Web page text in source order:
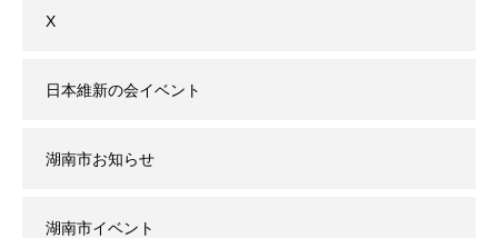
X
日本維新の会イベント
湖南市お知らせ
湖南市イベント